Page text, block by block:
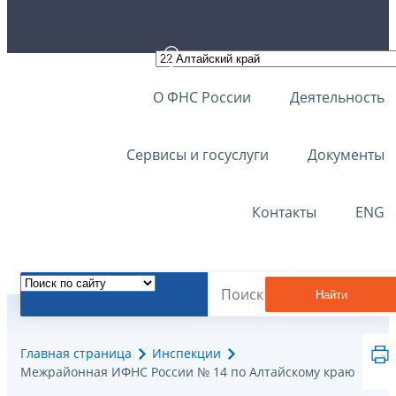
О ФНС России Деятельность
Сервисы и госуслуги Документы
Контакты ENG
Найти
Главная страница
Инспекции
Межрайонная ИФНС России № 14 по Алтайскому краю